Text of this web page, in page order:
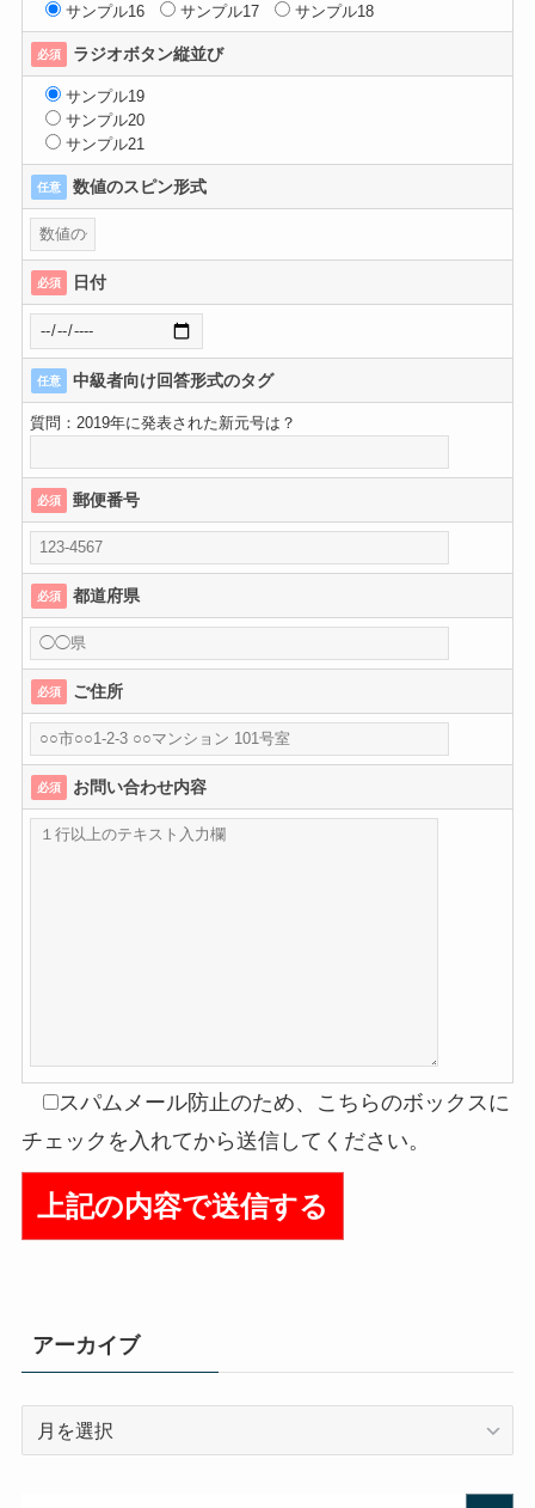
サンプル16 サンプル17 サンプル18
必須 ラジオボタン縦並び
サンプル19
サンプル20
サンプル21
任意 数値のスピン形式
必須 日付
任意 中級者向け回答形式のタグ
質問：2019年に発表された新元号は？
必須 郵便番号
必須 都道府県
必須 ご住所
必須 お問い合わせ内容
スパムメール防止のため、こちらのボックスに
チェックを入れてから送信してください。
アーカイブ